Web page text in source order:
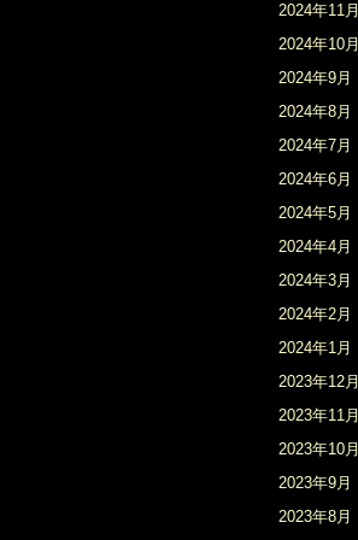
2024年11月
2024年10月
2024年9月
2024年8月
2024年7月
2024年6月
2024年5月
2024年4月
2024年3月
2024年2月
2024年1月
2023年12月
2023年11月
2023年10月
2023年9月
2023年8月